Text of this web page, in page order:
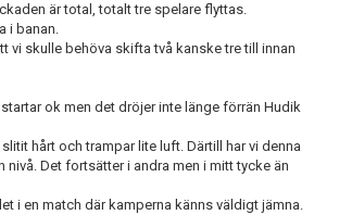
är total, totalt tre spelare flyttas.
i banan.
vi skulle behöva skifta två kanske tre till innan
ok men det dröjer inte länge förrän Hudik
hårt och trampar lite luft. Därtill har vi denna
Det fortsätter i andra men i mitt tycke än
i en match där kamperna känns väldigt jämna.